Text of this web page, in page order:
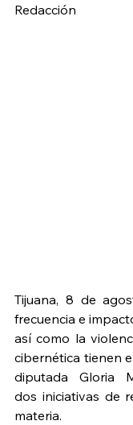
Redacción
Tijuana, 8 de
frecuencia e
así como la
cibernética tienen
diputada Gloria
dos iniciativas de
materia.